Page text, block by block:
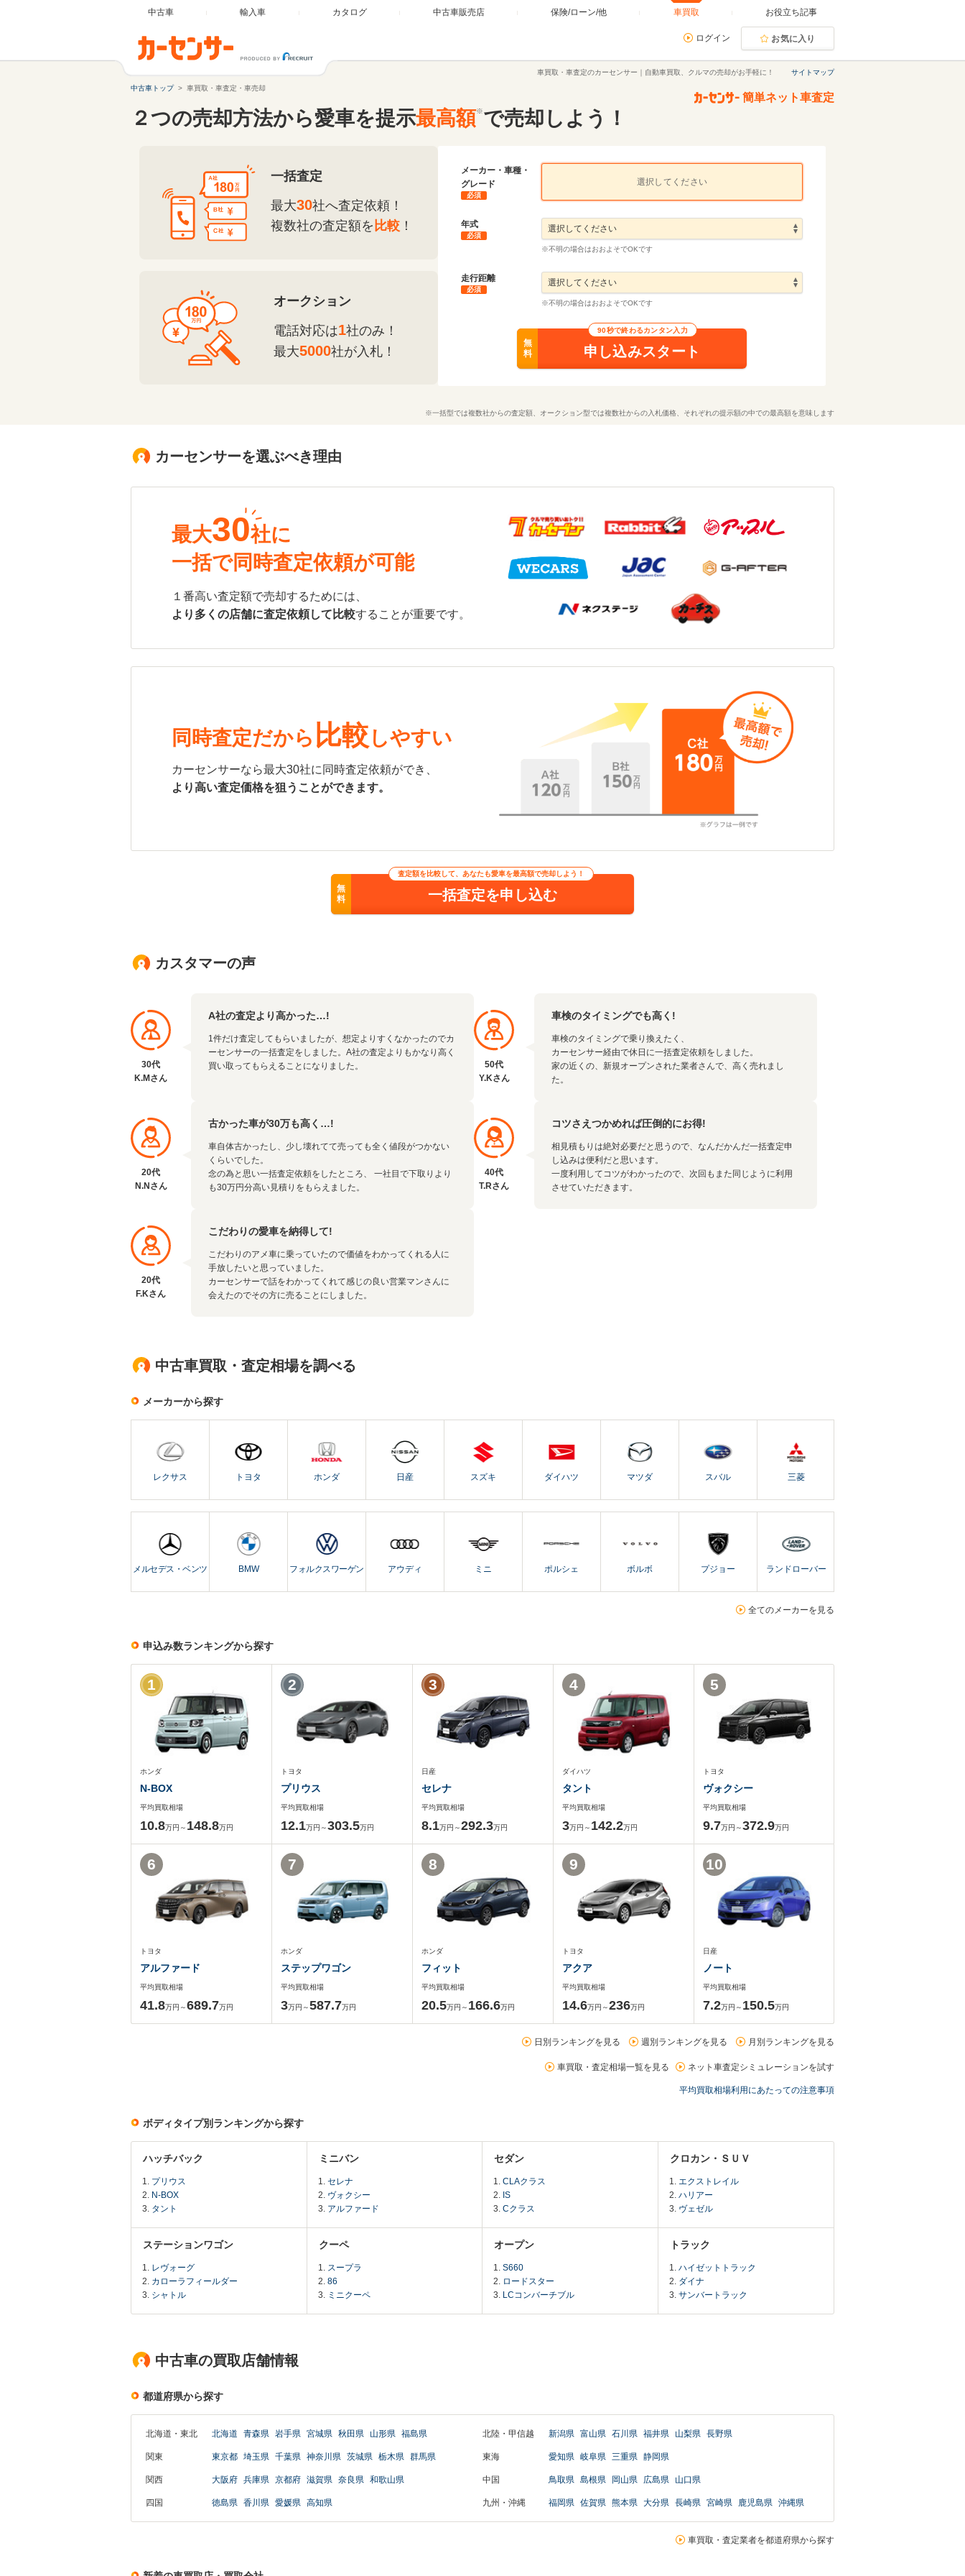
中古車 輸入車 カタログ 中古車販売店 保険/ローン/他 車買取 お役立ち記事
ログイン お気に入り
サイトマップ
車買取・車査定のカーセンサー｜自動車買取、クルマの売却がお手軽に！
中古車トップ
車買取・車査定・車売却
簡単ネット車査定
２つの売却方法から愛車を提示最高額※で売却しよう！
一括査定
最大30社へ査定依頼！
複数社の査定額を 比較 ！
オークション
電話対応は1社のみ！
最大5000社が入札！
メーカー・車種・
グレード
必須
選択してください
年式
必須
※不明の場合はおおよそでOKです
走行距離
必須
※不明の場合はおおよそでOKです
90秒で終わるカンタン入力
無
料
申し込みスタート
※一括型では複数社からの査定額、オークション型では複数社からの入札価格、それぞれの提示額の中での最高額を意味します
カーセンサーを選ぶべき理由
最大30社に
一括で同時査定依頼が可能
１番高い査定額で売却するためには、
より多くの店舗に査定依頼して比較することが重要です。
同時査定だから 比較 しやすい
カーセンサーなら最大30社に同時査定依頼ができ、
より高い査定価格を狙うことができます。
無
料
査定額を比較して、あなたも愛車を最高額で売却しよう！
一括査定を申し込む
カスタマーの声
30代
K.Mさん
A社の査定より高かった…!
1件だけ査定してもらいましたが、想定よりすくなかったのでカ
ーセンサーの一括査定をしました。A社の査定よりもかなり高く
買い取ってもらえることになりました。
50代
Y.Kさん
車検のタイミングでも高く!
車検のタイミングで乗り換えたく、
カーセンサー経由で休日に一括査定依頼をしました。
家の近くの、新規オープンされた業者さんで、高く売れまし
た。
20代
N.Nさん
古かった車が30万も高く…!
車自体古かったし、少し壊れてて売っても全く値段がつかない
くらいでした。
念の為と思い一括査定依頼をしたところ、 一社目で下取りより
も30万円分高い見積りをもらえました。
40代
T.Rさん
コツさえつかめれば圧倒的にお得!
相見積もりは絶対必要だと思うので、なんだかんだ一括査定申
し込みは便利だと思います。
一度利用してコツがわかったので、次回もまた同じように利用
させていただきます。
20代
F.Kさん
こだわりの愛車を納得して!
こだわりのアメ車に乗っていたので価値をわかってくれる人に
手放したいと思っていました。
カーセンサーで話をわかってくれて感じの良い営業マンさんに
会えたのでその方に売ることにしました。
中古車買取・査定相場を調べる
メーカーから探す
レクサス トヨタ ホンダ 日産 スズキ ダイハツ マツダ スバル 三菱
メルセデス・ベンツ BMW フォルクスワーゲン アウディ ミニ ポルシェ ボルボ プジョー ランドローバー
全てのメーカーを見る
申込み数ランキングから探す
ホンダ
N-BOX
平均買取相場
10.8万円～ 148.8万円
1
トヨタ
プリウス
平均買取相場
12.1万円～303.5万円
2
日産
セレナ
平均買取相場
8.1万円～292.3万円
3
ダイハツ
タント
平均買取相場
3万円～ 142.2万円
4
トヨタ
ヴォクシー
平均買取相場
9.7万円～372.9万円
5
トヨタ
アルファード
平均買取相場
41.8万円～689.7万円
6
ホンダ
ステップワゴン
平均買取相場
3万円～587.7万円
7
ホンダ
フィット
平均買取相場
20.5万円～ 166.6万円
8
トヨタ
アクア
平均買取相場
14.6万円～236万円
9
日産
ノート
平均買取相場
7.2万円～ 150.5万円
10
日別ランキングを見る 週別ランキングを見る 月別ランキングを見る
車買取・査定相場一覧を見る ネット車査定シミュレーションを試す
平均買取相場利用にあたっての注意事項
ボディタイプ別ランキングから探す
ハッチバック
プリウス
N-BOX
タント
ミニバン
セレナ
ヴォクシー
アルファード
セダン
CLAクラス
IS
Cクラス
クロカン・ＳＵＶ
エクストレイル
ハリアー
ヴェゼル
ステーションワゴン
レヴォーグ
カローラフィールダー
シャトル
クーペ
スープラ
86
ミニクーペ
オープン
S660
ロードスター
LCコンバーチブル
トラック
ハイゼットトラック
ダイナ
サンバートラック
中古車の買取店舗情報
都道府県から探す
北海道・東北 北海道 青森県 岩手県 宮城県 秋田県 山形県 福島県
関東 東京都 埼玉県 千葉県 神奈川県 茨城県 栃木県 群馬県
関西 大阪府 兵庫県 京都府 滋賀県 奈良県 和歌山県
四国 徳島県 香川県 愛媛県 高知県
北陸・甲信越 新潟県 富山県 石川県 福井県 山梨県 長野県
東海 愛知県 岐阜県 三重県 静岡県
中国 鳥取県 島根県 岡山県 広島県 山口県
九州・沖縄 福岡県 佐賀県 熊本県 大分県 長崎県 宮崎県 鹿児島県 沖縄県
車買取・査定業者を都道府県から探す